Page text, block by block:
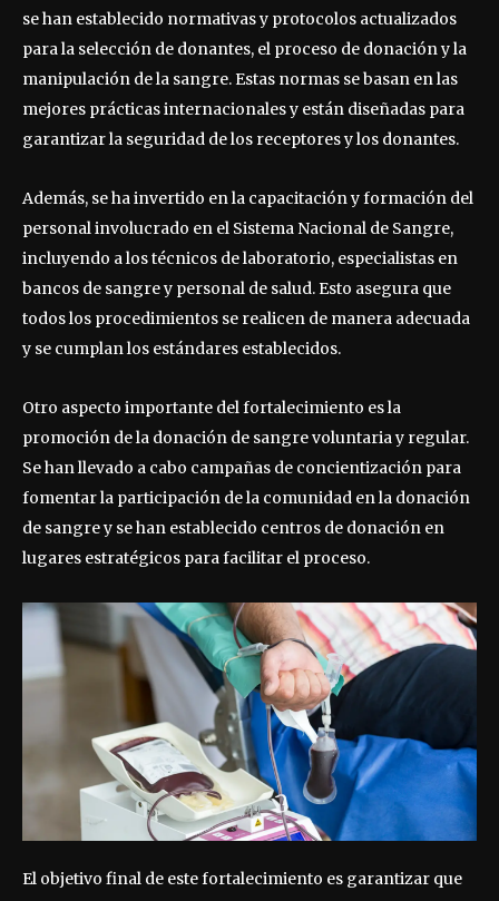
se han establecido normativas y protocolos actualizados
para la selección de donantes, el proceso de donación y la
manipulación de la sangre. Estas normas se basan en las
mejores prácticas internacionales y están diseñadas para
garantizar la seguridad de los receptores y los donantes.
Además, se ha invertido en la capacitación y formación del
personal involucrado en el Sistema Nacional de Sangre,
incluyendo a los técnicos de laboratorio, especialistas en
bancos de sangre y personal de salud. Esto asegura que
todos los procedimientos se realicen de manera adecuada
y se cumplan los estándares establecidos.
Otro aspecto importante del fortalecimiento es la
promoción de la donación de sangre voluntaria y regular.
Se han llevado a cabo campañas de concientización para
fomentar la participación de la comunidad en la donación
de sangre y se han establecido centros de donación en
lugares estratégicos para facilitar el proceso.
El objetivo final de este fortalecimiento es garantizar que